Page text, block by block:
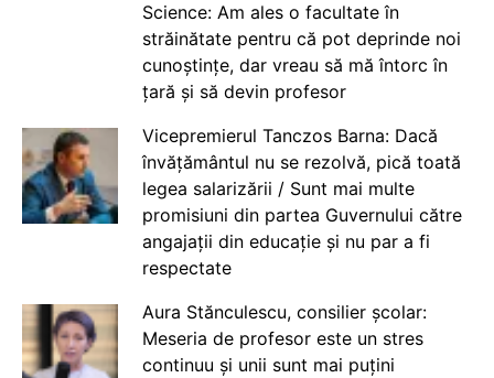
Science: Am ales o facultate în
străinătate pentru că pot deprinde noi
cunoștințe, dar vreau să mă întorc în
țară și să devin profesor
Vicepremierul Tanczos Barna: Dacă
învățământul nu se rezolvă, pică toată
legea salarizării / Sunt mai multe
promisiuni din partea Guvernului către
angajații din educație și nu par a fi
respectate
Aura Stănculescu, consilier școlar:
Meseria de profesor este un stres
continuu și unii sunt mai puțini